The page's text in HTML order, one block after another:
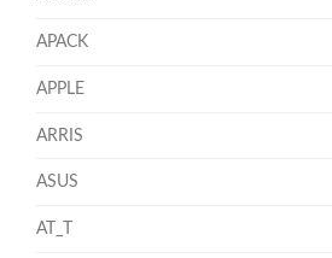
APACK
APPLE
ARRIS
ASUS
AT_T